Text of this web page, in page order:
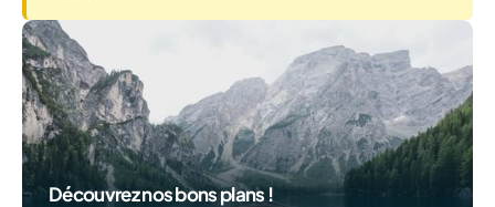
Découvrez nos bons plans !